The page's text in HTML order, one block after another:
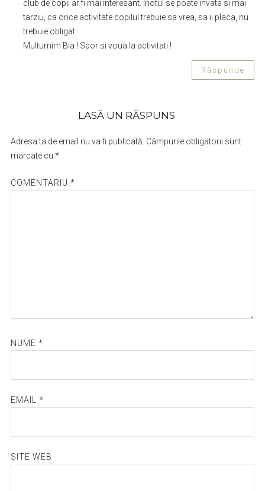
club de copii ar fi mai interesant. Inotul se poate invata si mai
tarziu, ca orice activitate copilul trebuie sa vrea, sa ii placa, nu
trebuie obligat.
Multumim Bia ! Spor si voua la activitati !
Răspunde
LASĂ UN RĂSPUNS
Adresa ta de email nu va fi publicată. Câmpurile obligatorii sunt
marcate cu *
COMENTARIU *
NUME *
EMAIL *
SITE WEB